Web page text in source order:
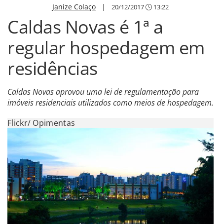
Janize Colaço | 20/12/2017 13:22
Caldas Novas é 1ª a
regular hospedagem em
residências
Caldas Novas aprovou uma lei de regulamentação para
imóveis residenciais utilizados como meios de hospedagem.
Flickr/ Opimentas